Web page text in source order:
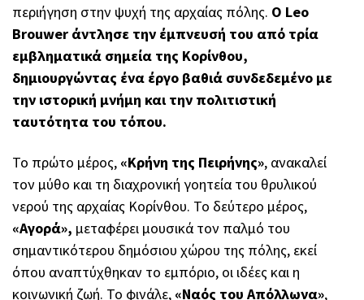
περιήγηση στην ψυχή της αρχαίας πόλης. Ο Leo
Brouwer άντλησε την έμπνευσή του από τρία
εμβληματικά σημεία της Κορίνθου,
δημιουργώντας ένα έργο βαθιά συνδεδεμένο με
την ιστορική μνήμη και την πολιτιστική
ταυτότητα του τόπου.
Το πρώτο μέρος, «Κρήνη της Πειρήνης», ανακαλεί
τον μύθο και τη διαχρονική γοητεία του θρυλικού
νερού της αρχαίας Κορίνθου. Το δεύτερο μέρος,
«Αγορά», μεταφέρει μουσικά τον παλμό του
σημαντικότερου δημόσιου χώρου της πόλης, εκεί
όπου αναπτύχθηκαν το εμπόριο, οι ιδέες και η
κοινωνική ζωή. Το φινάλε, «Ναός του Απόλλωνα»,